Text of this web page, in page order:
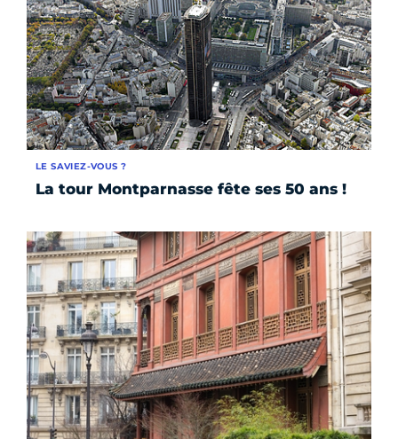
La tour Montparnasse fête ses 50 ans !
LE SAVIEZ-VOUS ?